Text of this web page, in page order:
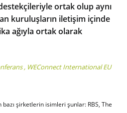
ortak olup aynı
kuruluşların iletişim içinde
ağıyla ortak olarak
, WEConnect International EU
bazı şirketlerin isimleri şunlar: RBS, The